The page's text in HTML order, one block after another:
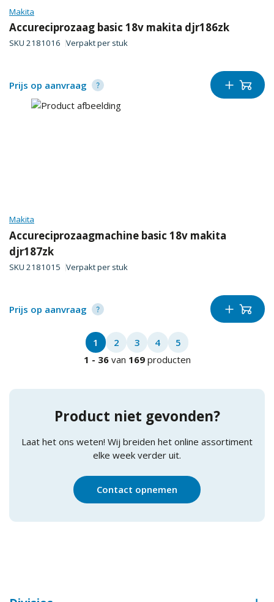
Makita
Accureciprozaag basic 18v makita djr186zk
SKU 2181016 Verpakt per stuk
Prijs op aanvraag
Makita
Accureciprozaagmachine basic 18v makita
djr187zk
SKU 2181015 Verpakt per stuk
Prijs op aanvraag
1 2 3 4
5
1 - 36van 169 producten
Product niet gevonden?
Laat het ons weten! Wij breiden het online assortiment
elke week verder uit.
Contact opnemen